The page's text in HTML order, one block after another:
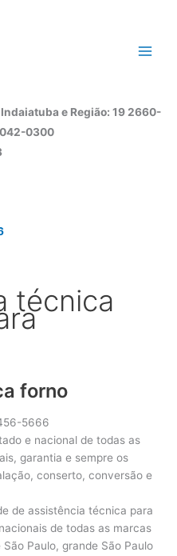
e Região: 19 2660-
0300
técnica
forno
5666
e nacional de todas as
garantia e sempre os
conserto, conversão e
de assistência técnica para
de todas as marcas
Paulo, grande São Paulo